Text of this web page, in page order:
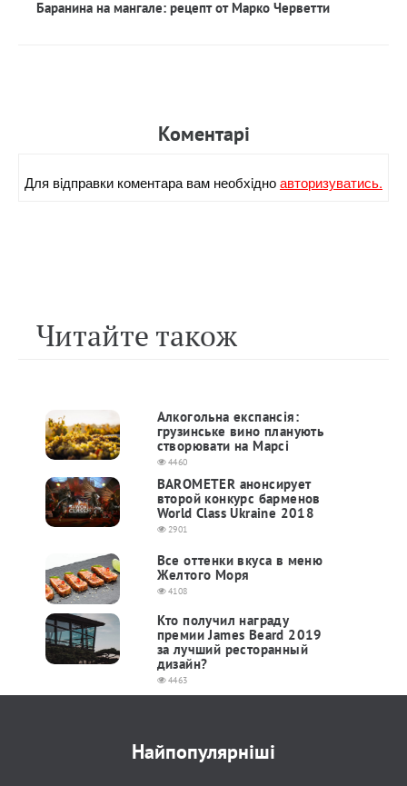
Баранина на мангале: рецепт от Марко Черветти
Коментарi
Для вiдправки коментара вам необхiдноавторизуватись.
Читайте також
Алкогольна експансія:
грузинське вино планують
створювати на Марсі
4460
BAROMETER анонсирует
второй конкурс барменов
World Class Ukraine 2018
2901
Все оттенки вкуса в меню
Желтого Моря
4108
Кто получил награду
премии James Beard 2019
за лучший ресторанный
дизайн?
4463
Найпопулярніші